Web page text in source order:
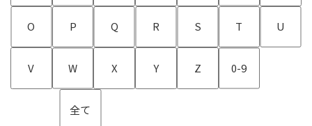
O P Q R S T U
V W X Y Z 0-9
全て